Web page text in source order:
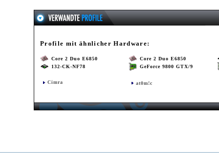
Profile mit ähnlicher Hardware:
Core 2 Duo E6850
132-CK-NF78
Cimra
Core 2 Duo E6850
GeForce 9800 GTX/9
at0m!c